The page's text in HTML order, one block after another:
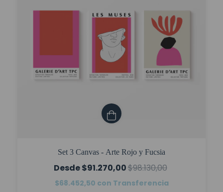
Set 3 Canvas - Arte Rojo y Fucsia
$91.270,00$98.130,00
$68.452,50 con Transferencia